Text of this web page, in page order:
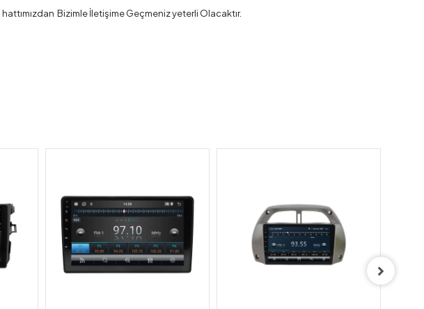
Bizimle İletişime Geçmeniz yeterli Olacaktır.